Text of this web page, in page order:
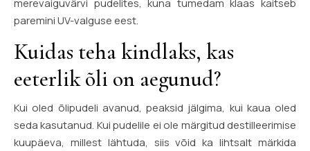
merevaiguvärvi pudelites, kuna tumedam klaas kaitseb
paremini UV-valguse eest.
Kuidas teha kindlaks, kas
eeterlik õli on aegunud?
Kui oled õlipudeli avanud, peaksid jälgima, kui kaua oled
seda kasutanud. Kui pudelile ei ole märgitud destilleerimise
kuupäeva, millest lähtuda, siis võid ka lihtsalt märkida